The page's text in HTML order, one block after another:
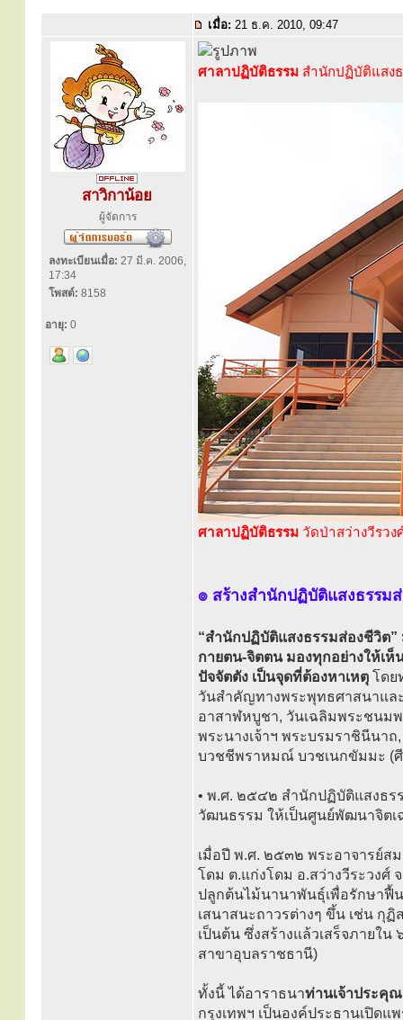
เมื่อ: 21 ธ.ค. 2010, 09:47
สาวิกาน้อย
ผู้จัดการ
ลงทะเบียนเมื่อ: 27 มี.ค. 2006,
17:34
โพสต์: 8158
อายุ: 0
ศาลาปฏิบัติธรรม สำนักปฏิบัติแสง
ศาลาปฏิบัติธรรม วัดป่าสว่างวีรว
๏ สร้างสำนักปฏิบัติแสงธรรม
“สำนักปฏิบัติแสงธรรมส่องชีวิต
กายตน-จิตตน มองทุกอย่างให้เห็
ปัจจัตตัง เป็นจุดที่ต้องหาเหตุ โดย
วันสำคัญทางพระพุทธศาสนาแล
อาสาฬหบูชา, วันเฉลิมพระชนม
พระนางเจ้าฯ พระบรมราชินีนา
บวชชีพราหมณ์ บวชเนกขัมมะ (
• พ.ศ. ๒๕๔๒ สำนักปฏิบัติแสงธร
วัฒนธรรม ให้เป็นศูนย์พัฒนาจิตเ
เมื่อปี พ.ศ. ๒๕๓๒ พระอาจารย์
โดม ต.แก่งโดม อ.สว่างวีระวง
ปลูกต้นไม้นานาพันธุ์เพื่อรักษาฟื้
เสนาสนะถาวรต่างๆ ขึ้น เช่น กุ
เป็นต้น ซึ่งสร้างแล้วเสร็จภายใน
สาขาอุบลราชธานี)
ทั้งนี้ ได้อาราธนาท่านเจ้าประคุ
กรุงเทพฯ เป็นองค์ประธานเปิด